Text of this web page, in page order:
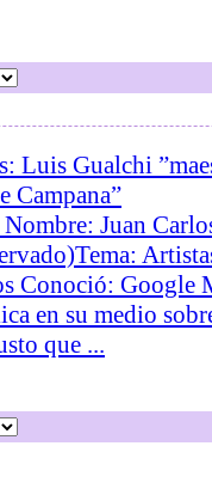
Luis Gualchi
Campana”
Juan
Conoció: Google
en su medio
que ...